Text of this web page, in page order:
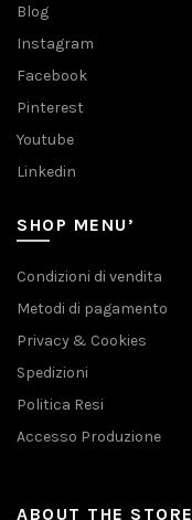
Blog
Instagram
Facebook
Pinterest
Youtube
Linkedin
SHOP MENU’
Condizioni di vendita
Metodi di pagamento
Privacy & Cookies
Spedizioni
Politica Resi
Accesso Produzione
ABOUT THE STORE